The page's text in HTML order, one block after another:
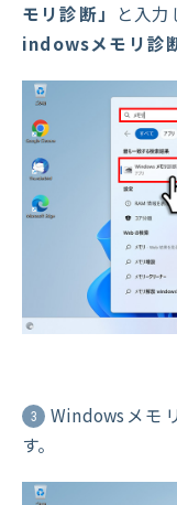
モリ診断」
と入力
indowsメモリ診
3
Windowsメモ
す。